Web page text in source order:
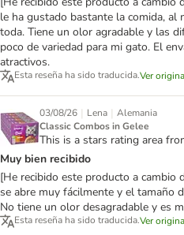
le ha gustado bastante la comida, al
toda. Tiene un olor agradable y las
poco de variedad para mi gato. El
atractivos.
Esta reseña ha sido traducida.Ver
03/08/26 | Lena | Alemania
Classic Combos in Gelee
This is a stars rating area
Muy bien recibido
[He recibido este producto a cambio
se abre muy fácilmente y el tamaño
No tiene un olor desagradable y es
Esta reseña ha sido traducida.Ver